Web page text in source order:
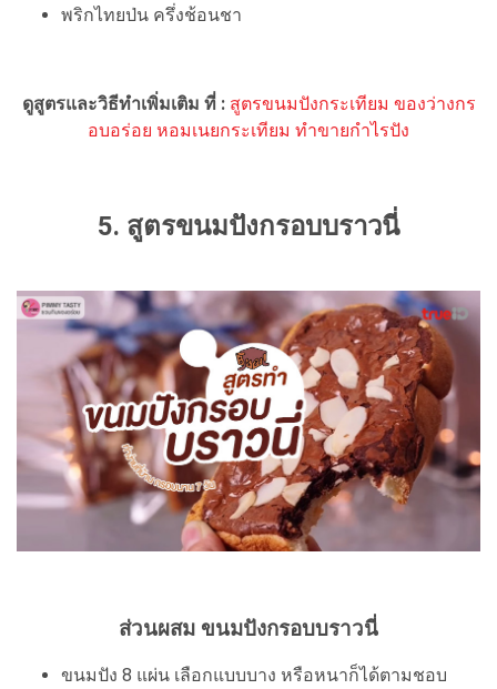
พริกไทยป่น ครึ่งช้อนชา
ดูสูตรและวิธีทำเพิ่มเติม ที่ : สูตรขนมปังกระเทียม ของว่างกร
อบอร่อย หอมเนยกระเทียม ทำขายกำไรปัง
5. สูตรขนมปังกรอบบราวนี่
ส่วนผสม ขนมปังกรอบบราวนี่
ขนมปัง 8 แผ่น เลือกแบบบาง หรือหนาก็ได้ตามชอบ